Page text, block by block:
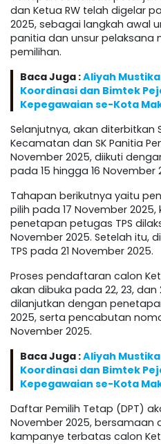
dan Ketua RW telah digelar
2025, sebagai langkah awal
panitia dan unsur
pemilihan.
Baca Juga :Aliyah
Koordinasi dan Bimtek
Kepegawaian se-Kota
Selanjutnya, akan diterbitkan
Kecamatan dan SK Panitia
November 2025, diikuti
pada 15 hingga 16 November
Tahapan berikutnya yaitu
pilih pada 17 November
penetapan petugas TPS
November 2025. Setelah itu,
TPS pada 21 November 2025.
Proses pendaftaran calon
akan dibuka pada 22, 23, dan
dilanjutkan dengan
2025, serta pencabutan
November 2025.
Baca Juga :Aliyah
Koordinasi dan Bimtek
Kepegawaian se-Kota
Daftar Pemilih Tetap (DPT)
November 2025, bersamaan
kampanye terbatas calon